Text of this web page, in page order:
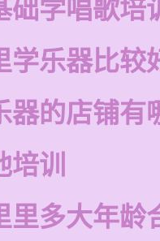
础学唱歌培
学乐器比较
器的店铺有
训
里多大年龄